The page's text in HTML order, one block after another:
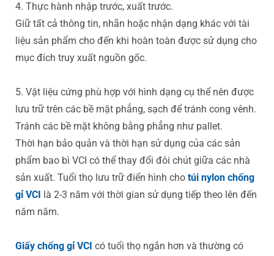
4. Thực hành nhập trước, xuất trước.
Giữ tất cả thông tin, nhãn hoặc nhận dạng khác với tài
liệu sản phẩm cho đến khi hoàn toàn được sử dụng cho
mục đích truy xuất nguồn gốc.
5. Vật liệu cứng phù hợp với hình dạng cụ thể nên được
lưu trữ trên các bề mặt phẳng, sạch để tránh cong vênh.
Tránh các bề mặt không bằng phẳng như pallet.
Thời hạn bảo quản và thời hạn sử dụng của các sản
phẩm bao bì VCI có thể thay đổi đôi chút giữa các nhà
sản xuất. Tuổi thọ lưu trữ điển hình cho túi nylon chống
gỉ VCI là 2-3 năm với thời gian sử dụng tiếp theo lên đến
năm năm.
Giấy chống gỉ VCI có tuổi thọ ngắn hơn và thường có